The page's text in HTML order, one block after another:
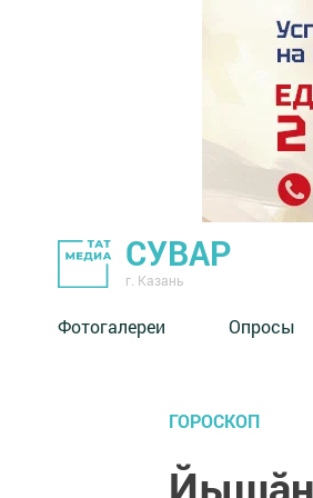
СУВАР
г. Казань
Фотогалереи Опросы
ГОРОСКОП